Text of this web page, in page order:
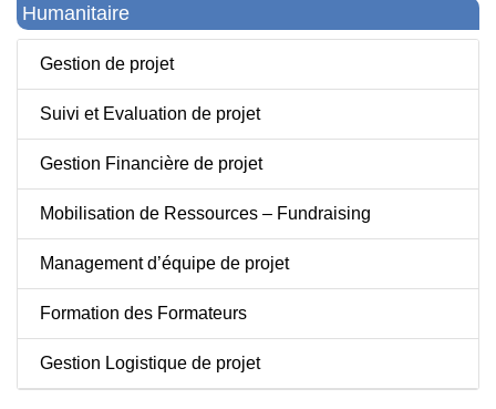
Humanitaire
Gestion de projet
Suivi et Evaluation de projet
Gestion Financière de projet
Mobilisation de Ressources – Fundraising
Management d’équipe de projet
Formation des Formateurs
Gestion Logistique de projet